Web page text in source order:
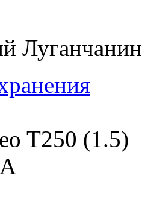
Луганчанин
T250 (1.5)